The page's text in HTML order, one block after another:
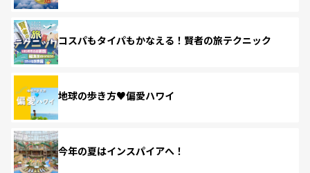
コスパもタイパもかなえる！賢者の旅テクニック
地球の歩き方♥偏愛ハワイ
今年の夏はインスパイアへ！